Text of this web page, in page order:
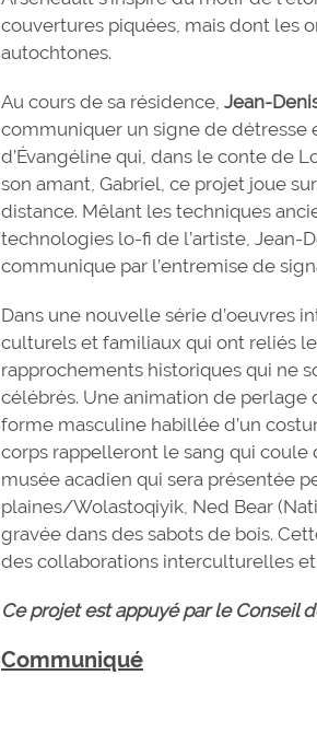
couvertures piquées, mais dont les
autochtones.
Au cours de sa résidence,Jean-
communiquer un signe de détresse
d’Évangéline qui, dans le conte de
son amant, Gabriel, ce projet joue
distance. Mêlant les techniques
technologies lo-fi de l’artiste, Jean-
communique par l’entremise de
Dans une nouvelle série d’oeuvres
culturels et familiaux qui ont reliés
rapprochements historiques qui ne
célébrés. Une animation de perlage
forme masculine habillée d’un
corps rappelleront le sang qui coule
musée acadien qui sera présentée
plaines/Wolastoqiyik, Ned Bear
gravée dans des sabots de bois.
des collaborations interculturelles et
Ce projet est appuyé par le Conseil
Communiqué